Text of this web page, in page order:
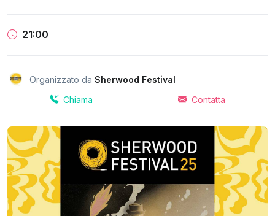
21:00
Organizzato da Sherwood Festival
Chiama
Contatta